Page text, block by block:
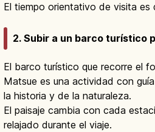
El tiempo orientativo de visita
2. Subir a un barco turístico
El barco turístico que recorre el
Matsue es una actividad con
la historia y de la naturaleza.
El paisaje cambia con cada
relajado durante el viaje.